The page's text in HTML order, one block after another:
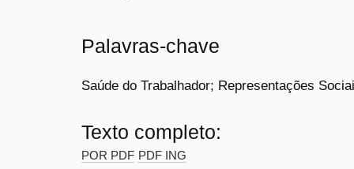
Palavras-chave
Saúde do Trabalhador; Representações
Texto completo:
POR PDF PDF ING